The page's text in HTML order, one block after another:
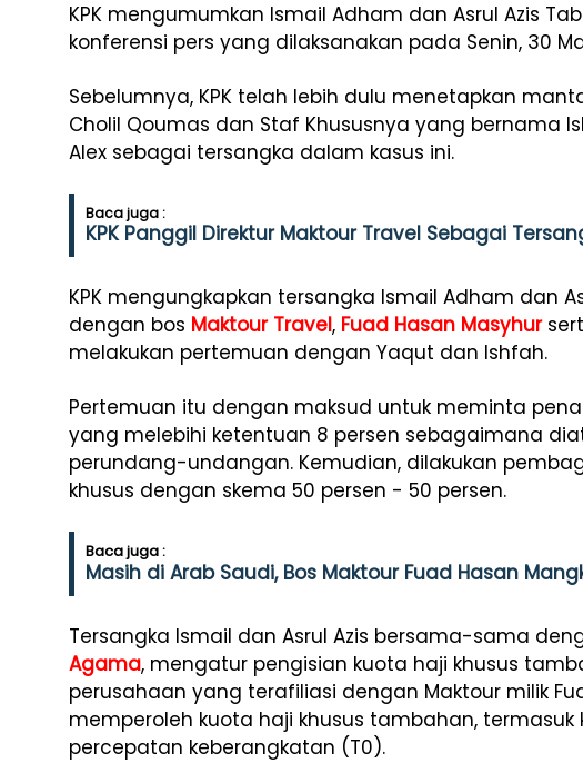
KPK mengumumkan Ismail Adham dan Asrul Azis
konferensi pers yang dilaksanakan pada Senin, 30
Sebelumnya, KPK telah lebih dulu menetapkan
Cholil Qoumas dan Staf Khususnya yang bernama
Alex sebagai tersangka dalam kasus ini.
Baca juga :
KPK Panggil Direktur Maktour Travel Sebagai
KPK mengungkapkan tersangka Ismail Adham dan
dengan bos Maktour Travel, Fuad Hasan Masyhur
melakukan pertemuan dengan Yaqut dan Ishfah.
Pertemuan itu dengan maksud untuk meminta
yang melebihi ketentuan 8 persen sebagaimana
perundang-undangan. Kemudian, dilakukan
khusus dengan skema 50 persen - 50 persen.
Baca juga :
Masih di Arab Saudi, Bos Maktour Fuad Hasan
Tersangka Ismail dan Asrul Azis bersama-sama
Agama, mengatur pengisian kuota haji khusus
perusahaan yang terafiliasi dengan Maktour milik
memperoleh kuota haji khusus tambahan,
percepatan keberangkatan (T0).